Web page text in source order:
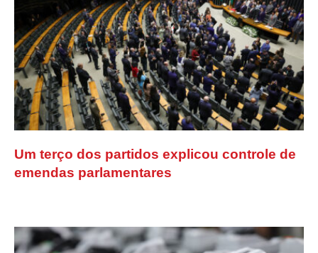
Um terço dos partidos explicou controle de
emendas parlamentares